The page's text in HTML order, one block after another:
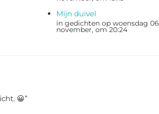
Mijn duivel
in gedichten op woensdag 06
november, om 20:24
😀”